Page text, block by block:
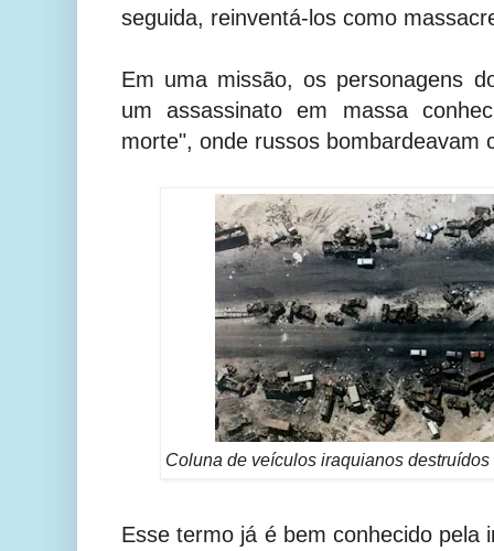
seguida, reinventá-los como
Em uma missão, os personagens
um assassinato em massa
morte", onde russos bombardeavam
Coluna de veículos iraquianos
Esse termo já é bem conhecido pela